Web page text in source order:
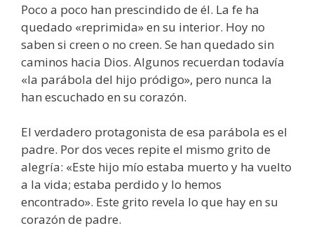
Poco a poco han prescindido de él. La fe ha
quedado «reprimida» en su interior. Hoy no
saben si creen o no creen. Se han quedado sin
caminos hacia Dios. Algunos recuerdan todavía
«la parábola del hijo pródigo», pero nunca la
han escuchado en su corazón.
El verdadero protagonista de esa parábola es el
padre. Por dos veces repite el mismo grito de
alegría: «Este hijo mío estaba muerto y ha vuelto
a la vida; estaba perdido y lo hemos
encontrado». Este grito revela lo que hay en su
corazón de padre.